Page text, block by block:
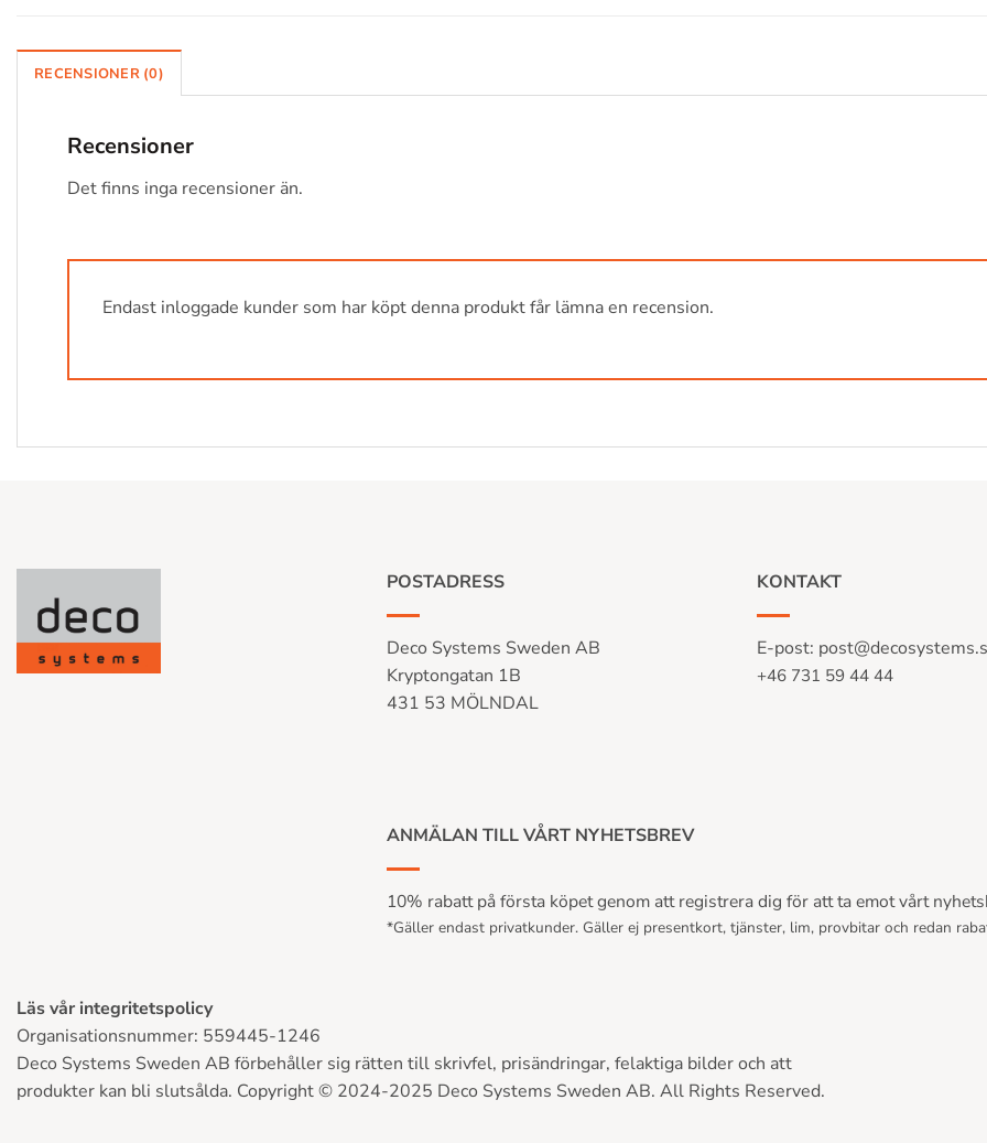
RECENSIONER (0)
Recensioner
Det finns inga recensioner än.
Endast inloggade kunder som har köpt denna produkt får lämna en recension.
POSTADRESS
Deco Systems Sweden AB
Kryptongatan 1B
431 53 MÖLNDAL
KONTAKT
E-post:
+46 731 59 44 44
ANMÄLAN TILL VÅRT NYHETSBREV
10% rabatt på första köpet genom att registrera dig för att ta emot vårt
*Gäller endast privatkunder. Gäller ej presentkort, tjänster, lim, provbitar och redan
Läs vår integritetspolicy
Organisationsnummer: 559445-1246
Deco Systems Sweden AB förbehåller sig rätten till skrivfel, prisändringar, felaktiga bilder och att
produkter kan bli slutsålda. Copyright © 2024-2025 Deco Systems Sweden AB. All Rights Reserved.